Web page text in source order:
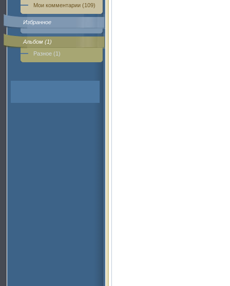
Мои комментарии (109)
Избранное
Альбом (1)
Разное (1)